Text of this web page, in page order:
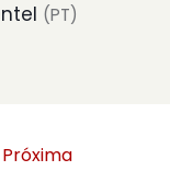
(PT)
Próxima